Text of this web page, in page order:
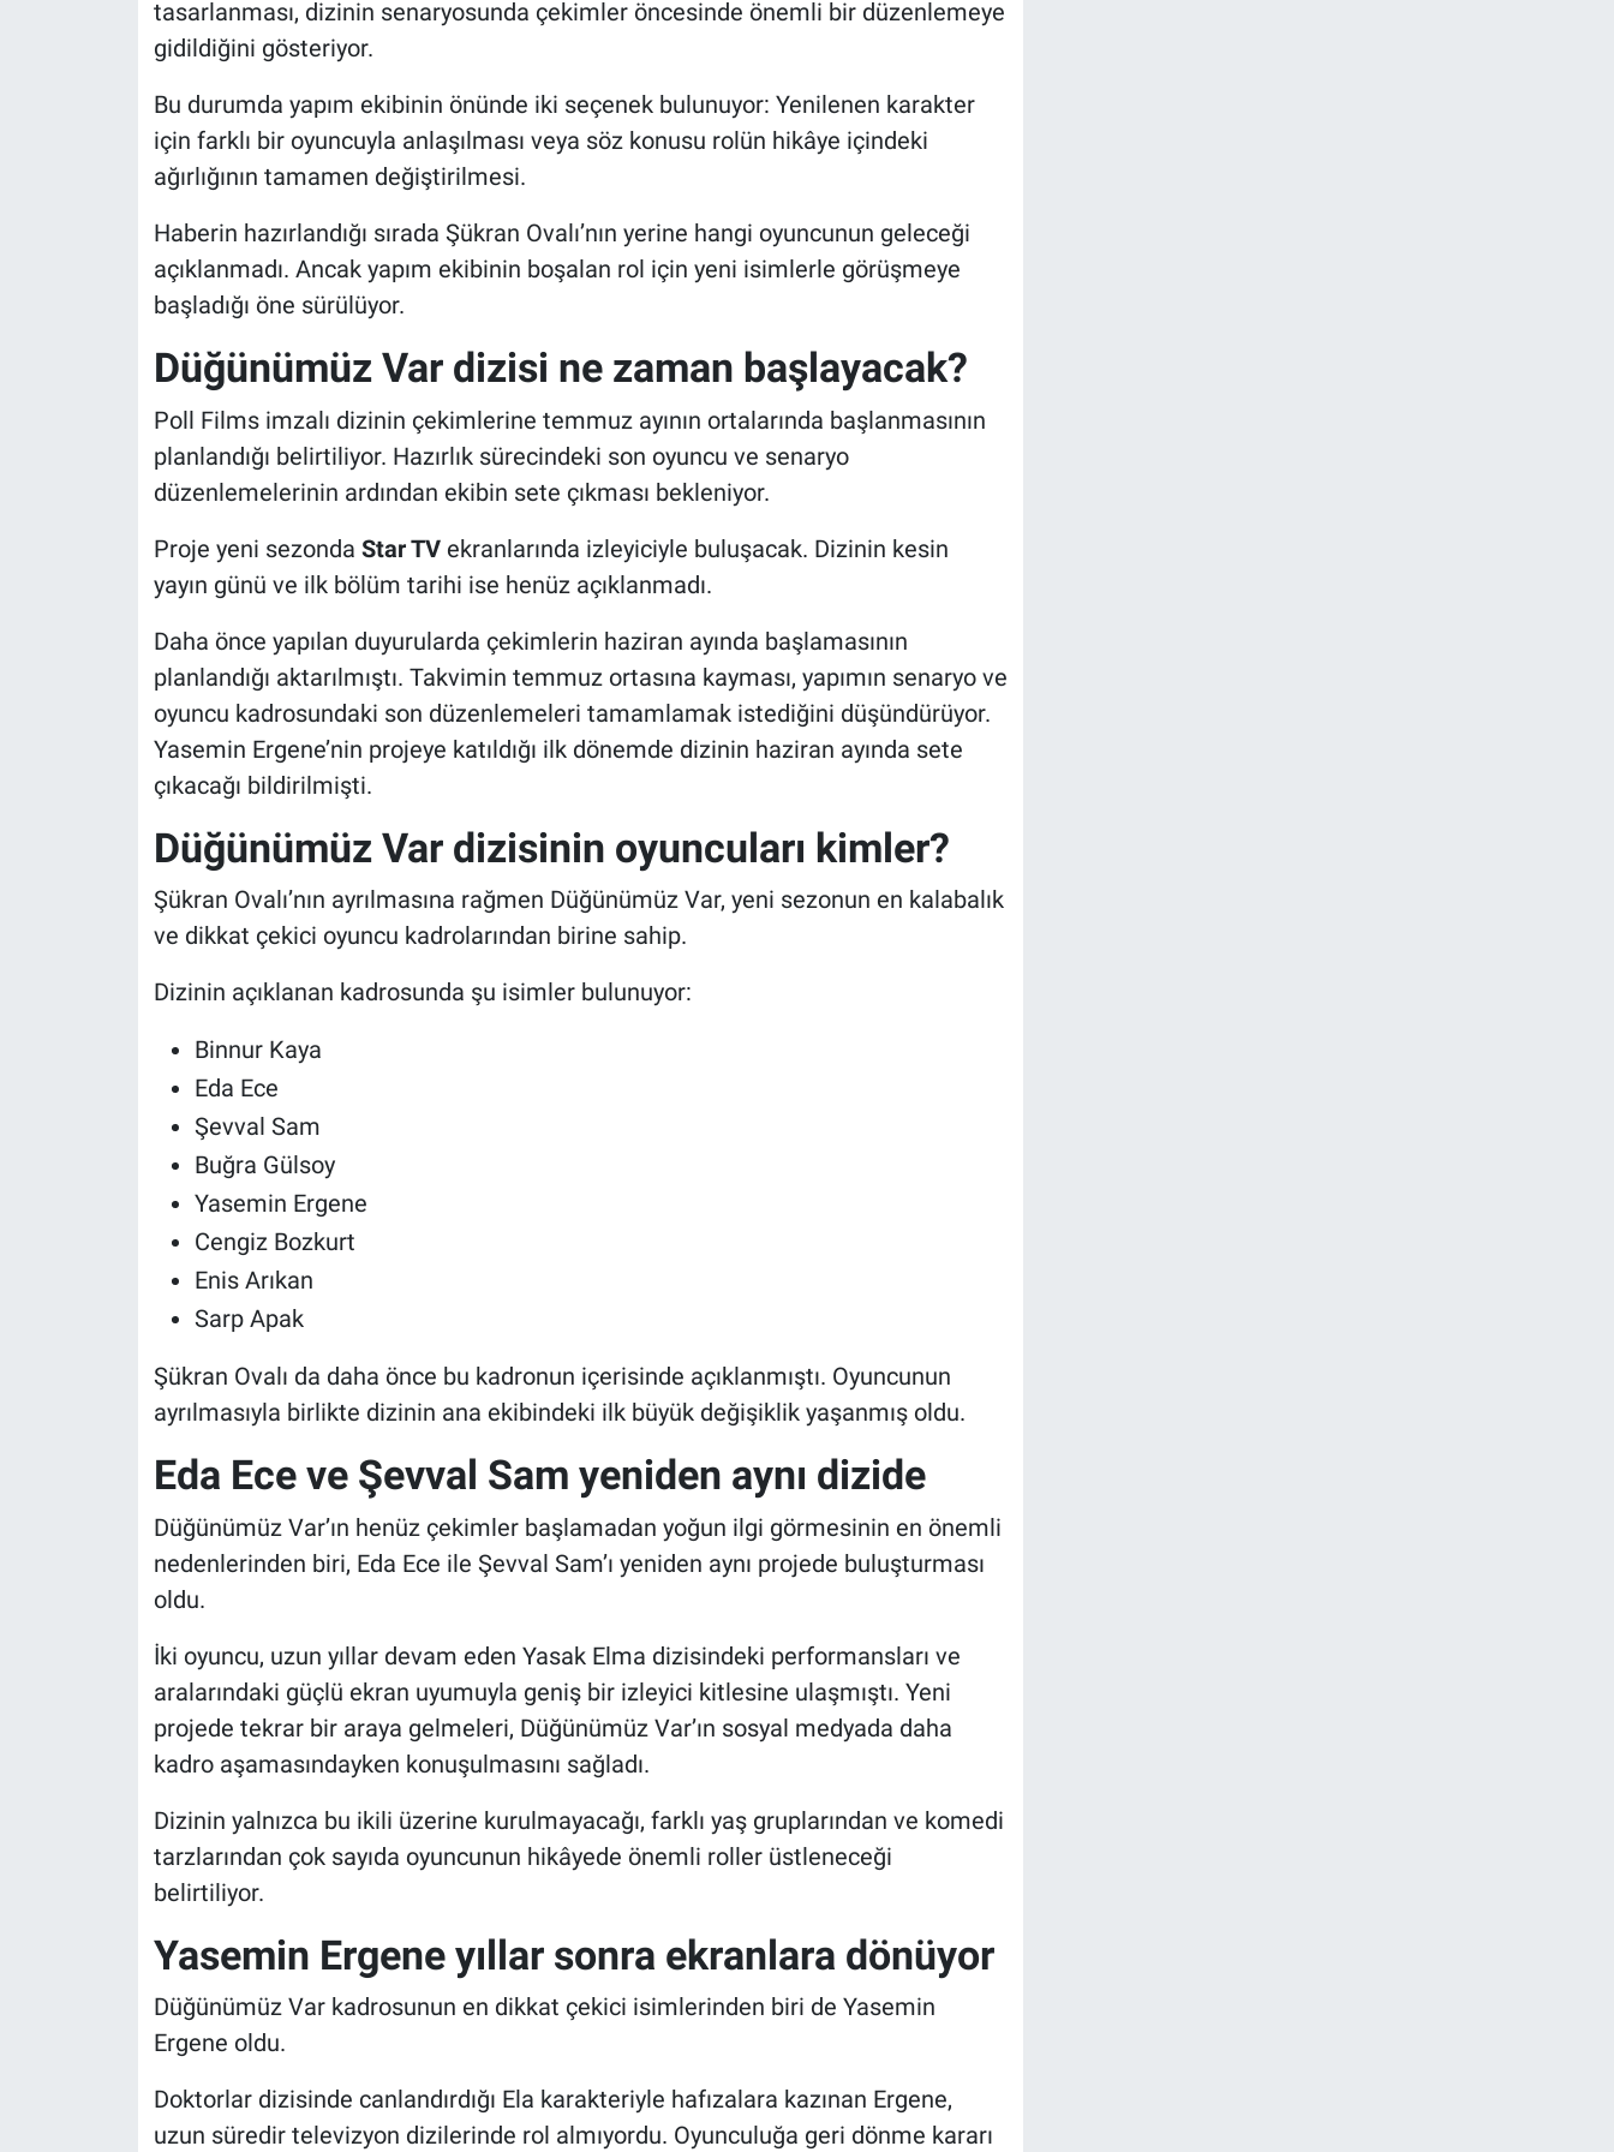
tasarlanması, dizinin senaryosunda çekimler öncesinde önemli bir düzenlemeye
gidildiğini gösteriyor.
Bu durumda yapım ekibinin önünde iki seçenek bulunuyor: Yenilenen karakter
için farklı bir oyuncuyla anlaşılması veya söz konusu rolün hikâye içindeki
ağırlığının tamamen değiştirilmesi.
Haberin hazırlandığı sırada Şükran Ovalı’nın yerine hangi oyuncunun geleceği
açıklanmadı. Ancak yapım ekibinin boşalan rol için yeni isimlerle görüşmeye
başladığı öne sürülüyor.
Düğünümüz Var dizisi ne zaman başlayacak?
Poll Films imzalı dizinin çekimlerine temmuz ayının ortalarında başlanmasının
planlandığı belirtiliyor. Hazırlık sürecindeki son oyuncu ve senaryo
düzenlemelerinin ardından ekibin sete çıkması bekleniyor.
Proje yeni sezonda Star TVekranlarında izleyiciyle buluşacak. Dizinin kesin
yayın günü ve ilk bölüm tarihi ise henüz açıklanmadı.
Daha önce yapılan duyurularda çekimlerin haziran ayında başlamasının
planlandığı aktarılmıştı. Takvimin temmuz ortasına kayması, yapımın senaryo ve
oyuncu kadrosundaki son düzenlemeleri tamamlamak istediğini düşündürüyor.
Yasemin Ergene’nin projeye katıldığı ilk dönemde dizinin haziran ayında sete
çıkacağı bildirilmişti.
Düğünümüz Var dizisinin oyuncuları kimler?
Şükran Ovalı’nın ayrılmasına rağmen Düğünümüz Var, yeni sezonun en kalabalık
ve dikkat çekici oyuncu kadrolarından birine sahip.
Dizinin açıklanan kadrosunda şu isimler bulunuyor:
Binnur Kaya
Eda Ece
Şevval Sam
Buğra Gülsoy
Yasemin Ergene
Cengiz Bozkurt
Enis Arıkan
Sarp Apak
Şükran Ovalı da daha önce bu kadronun içerisinde açıklanmıştı. Oyuncunun
ayrılmasıyla birlikte dizinin ana ekibindeki ilk büyük değişiklik yaşanmış oldu.
Eda Ece ve Şevval Sam yeniden aynı dizide
Düğünümüz Var’ın henüz çekimler başlamadan yoğun ilgi görmesinin en önemli
nedenlerinden biri, Eda Ece ile Şevval Sam’ı yeniden aynı projede buluşturması
oldu.
İki oyuncu, uzun yıllar devam eden Yasak Elma dizisindeki performansları ve
aralarındaki güçlü ekran uyumuyla geniş bir izleyici kitlesine ulaşmıştı. Yeni
projede tekrar bir araya gelmeleri, Düğünümüz Var’ın sosyal medyada daha
kadro aşamasındayken konuşulmasını sağladı.
Dizinin yalnızca bu ikili üzerine kurulmayacağı, farklı yaş gruplarından ve komedi
tarzlarından çok sayıda oyuncunun hikâyede önemli roller üstleneceği
belirtiliyor.
Yasemin Ergene yıllar sonra ekranlara dönüyor
Düğünümüz Var kadrosunun en dikkat çekici isimlerinden biri de Yasemin
Ergene oldu.
Doktorlar dizisinde canlandırdığı Ela karakteriyle hafızalara kazınan Ergene,
uzun süredir televizyon dizilerinde rol almıyordu. Oyunculuğa geri dönme kararı